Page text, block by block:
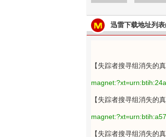
迅雷下载地址列
【失踪者搜寻组消失的
【失踪者搜寻组消失的
【失踪者搜寻组消失的